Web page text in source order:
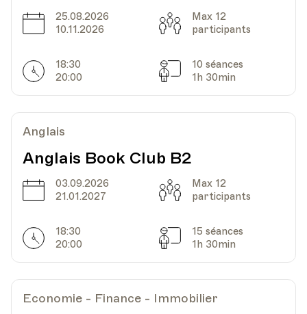
Chemin de Beau-Rivage 2
Date
25.08.2026
10.11.2026
Capacité
Max 12
participants
Horarires
18:30
20:00
Séances
10 séances
1h 30min
Anglais
Anglais Book Club B2
Date
03.09.2026
21.01.2027
Capacité
Max 12
participants
Horarires
18:30
20:00
Séances
15 séances
1h 30min
Economie - Finance - Immobilier